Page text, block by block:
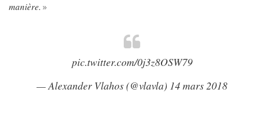
manière. »
pic.twitter.com/0j3z8OSW79
— Alexander Vlahos (@vlavla) 14 mars 2018